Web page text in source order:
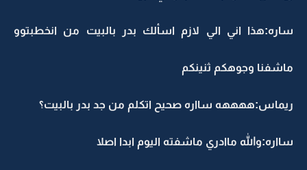
ساره:هذا اني الي لازم اسألك بدر بالبيت من انخطبتوو
ماشفنا وجوهكم ثنينكم
ريماس:ههههه سااره صحيح اتكلم من جد بدر بالبيت؟
سااره:والله ماادري ماشفته اليوم ابدا اصلا